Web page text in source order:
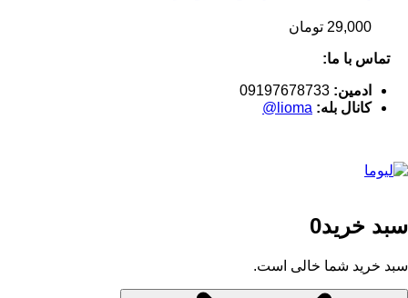
29,000 تومان
تماس با ما:
ادمین:
کانال بله: lioma@
سبد خرید0
سبد خرید شما خالی است.